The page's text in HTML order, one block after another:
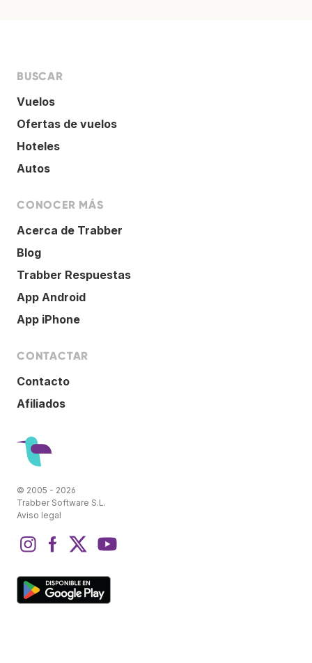
BUSCAR
Vuelos
Ofertas de vuelos
Hoteles
Autos
CONOCER MÁS
Acerca de Trabber
Blog
Trabber Respuestas
App Android
App iPhone
CONTACTAR
Contacto
Afiliados
© 2005 - 2026
Trabber Software S.L.
Aviso legal